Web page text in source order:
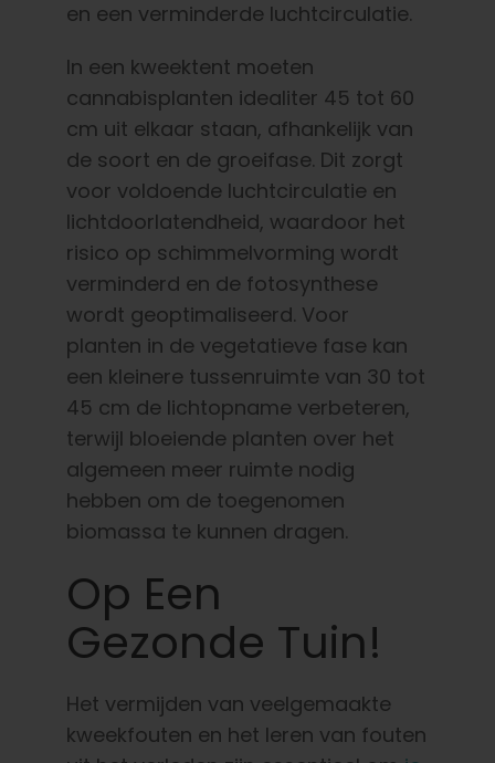
en een verminderde luchtcirculatie.
In een kweektent moeten
cannabisplanten idealiter 45 tot 60
cm uit elkaar staan, afhankelijk van
de soort en de groeifase. Dit zorgt
voor voldoende luchtcirculatie en
lichtdoorlatendheid, waardoor het
risico op schimmelvorming wordt
verminderd en de fotosynthese
wordt geoptimaliseerd. Voor
planten in de vegetatieve fase kan
een kleinere tussenruimte van 30 tot
45 cm de lichtopname verbeteren,
terwijl bloeiende planten over het
algemeen meer ruimte nodig
hebben om de toegenomen
biomassa te kunnen dragen.
Op Een
Gezonde Tuin!
Het vermijden van veelgemaakte
kweekfouten en het leren van fouten